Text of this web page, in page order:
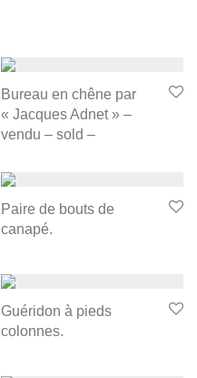
Bureau en chêne par
« Jacques Adnet » –
vendu – sold –
Paire de bouts de
canapé.
Guéridon à pieds
colonnes.